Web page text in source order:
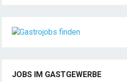
JOBS IM GASTGEWERBE